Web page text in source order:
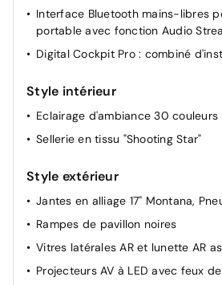
Rétroviseurs extérieurs
électriquement, avec fonction
Dispositif start/stop
(1,8kW) (mode 2, type 2)
Miroirs de courtoisie éclairés dans
Interface Bluetooth mains-libres
portable avec fonction Audio
Digital Cockpit Pro : combiné
Style intérieur
Eclairage d'ambiance 30 couleurs
Sellerie en tissu "Shooting Star"
Style extérieur
Jantes en alliage 17" Montana,
Rampes de pavillon noires
Vitres latérales AR et lunette AR
Projecteurs AV à LED avec feux